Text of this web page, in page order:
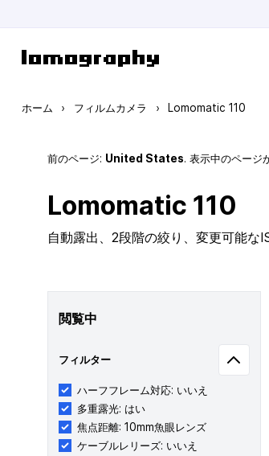
ホーム › フィルムカメラ › Lomomatic 110
前のページ: United States. 表示中のページ
Lomomatic 110
自動露出、2段階の絞り、変更可能な
閲覧中
フィルター
ハーフフレーム対応: いいえ
多重露光: はい
焦点距離: 10mm魚眼レンズ
ケーブルレリーズ: いいえ